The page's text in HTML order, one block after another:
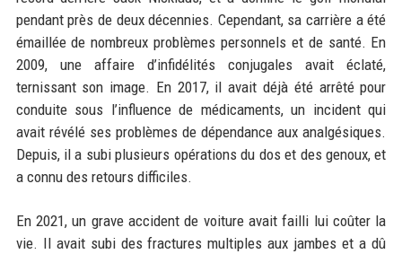
pendant près de deux décennies. Cependant, sa carrière a été
émaillée de nombreux problèmes personnels et de santé. En
2009, une affaire d’infidélités conjugales avait éclaté,
ternissant son image. En 2017, il avait déjà été arrêté pour
conduite sous l’influence de médicaments, un incident qui
avait révélé ses problèmes de dépendance aux analgésiques.
Depuis, il a subi plusieurs opérations du dos et des genoux, et
a connu des retours difficiles.
En 2021, un grave accident de voiture avait failli lui coûter la
vie. Il avait subi des fractures multiples aux jambes et a dû